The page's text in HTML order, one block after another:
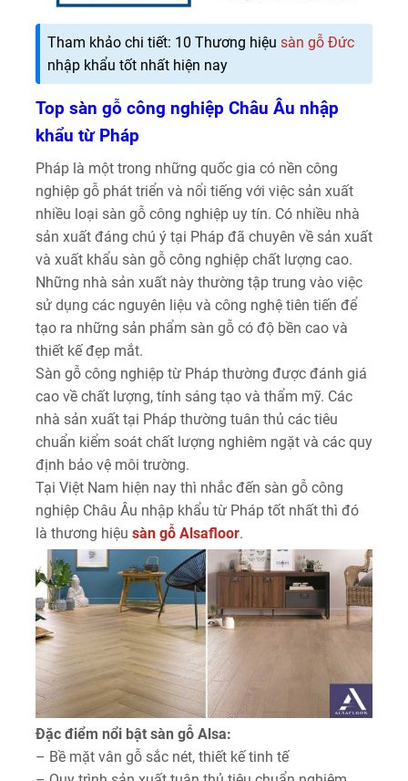
Tham khảo chi tiết: 10 Thương hiệu sàn gỗ Đức
nhập khẩu tốt nhất hiện nay
Top sàn gỗ công nghiệp Châu Âu nhập
khẩu từ Pháp
Pháp là một trong những quốc gia có nền công
nghiệp gỗ phát triển và nổi tiếng với việc sản xuất
nhiều loại sàn gỗ công nghiệp uy tín. Có nhiều nhà
sản xuất đáng chú ý tại Pháp đã chuyên về sản xuất
và xuất khẩu sàn gỗ công nghiệp chất lượng cao.
Những nhà sản xuất này thường tập trung vào việc
sử dụng các nguyên liệu và công nghệ tiên tiến để
tạo ra những sản phẩm sàn gỗ có độ bền cao và
thiết kế đẹp mắt.
Sàn gỗ công nghiệp từ Pháp thường được đánh giá
cao về chất lượng, tính sáng tạo và thẩm mỹ. Các
nhà sản xuất tại Pháp thường tuân thủ các tiêu
chuẩn kiểm soát chất lượng nghiêm ngặt và các quy
định bảo vệ môi trường.
Tại Việt Nam hiện nay thì nhắc đến sàn gỗ công
nghiệp Châu Âu nhập khẩu từ Pháp tốt nhất thì đó
là thương hiệu sàn gỗ Alsafloor.
Đặc điểm nổi bật sàn gỗ Alsa:
– Bề mặt vân gỗ sắc nét, thiết kế tinh tế